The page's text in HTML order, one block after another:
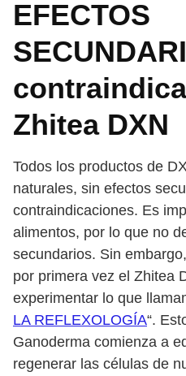
EFECTOS
Zhitea DXN
Todos los productos de
naturales, sin efectos
contraindicaciones. Es
alimentos, por lo que no
secundarios. Sin
por primera vez el Zhitea
experimentar lo que
LA REFLEXOLOGÍA“.
Ganoderma comienza a
regenerar las células de